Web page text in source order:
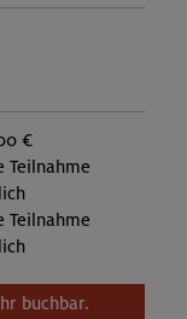
€
Teilnahme
Teilnahme
buchbar.